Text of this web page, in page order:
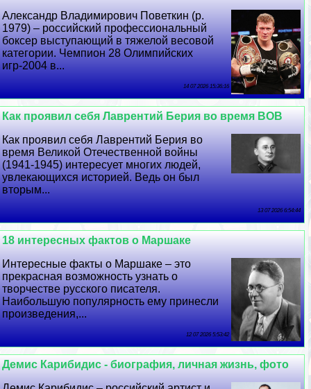
Александр Владимирович Поветкин (р.
1979) – российский профессиональный
боксер выступающий в тяжелой весовой
категории. Чемпион 28 Олимпийских
игр-2004 в...
14 07 2026 15:36:16
Как проявил себя Лаврентий Берия во время ВОВ
Как проявил себя Лаврентий Берия во
время Великой Отечественной войны
(1941-1945) интересует многих людей,
увлекающихся историей. Ведь он был
вторым...
13 07 2026 6:54:44
18 интересных фактов о Маршаке
Интересные факты о Маршаке – это
прекрасная возможность узнать о
творчестве русского писателя.
Наибольшую популярность ему принесли
произведения,...
12 07 2026 5:53:42
Демис Карибидис - биография, личная жизнь, фото